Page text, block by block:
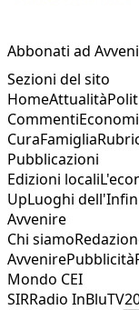
Abbonati ad
Sezioni del sito
HomeAttualità
Commenti
CuraFamiglia
Pubblicazioni
Edizioni locali
UpLuoghi
Avvenire
Chi siamo
AvvenirePubblicità
Mondo CEI
SIRRadio InBlu